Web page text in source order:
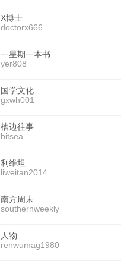
X博士
doctorx666
一星期一本书
yer808
国学文化
gxwh001
槽边往事
bitsea
利维坦
liweitan2014
南方周末
southernweekly
人物
renwumag1980